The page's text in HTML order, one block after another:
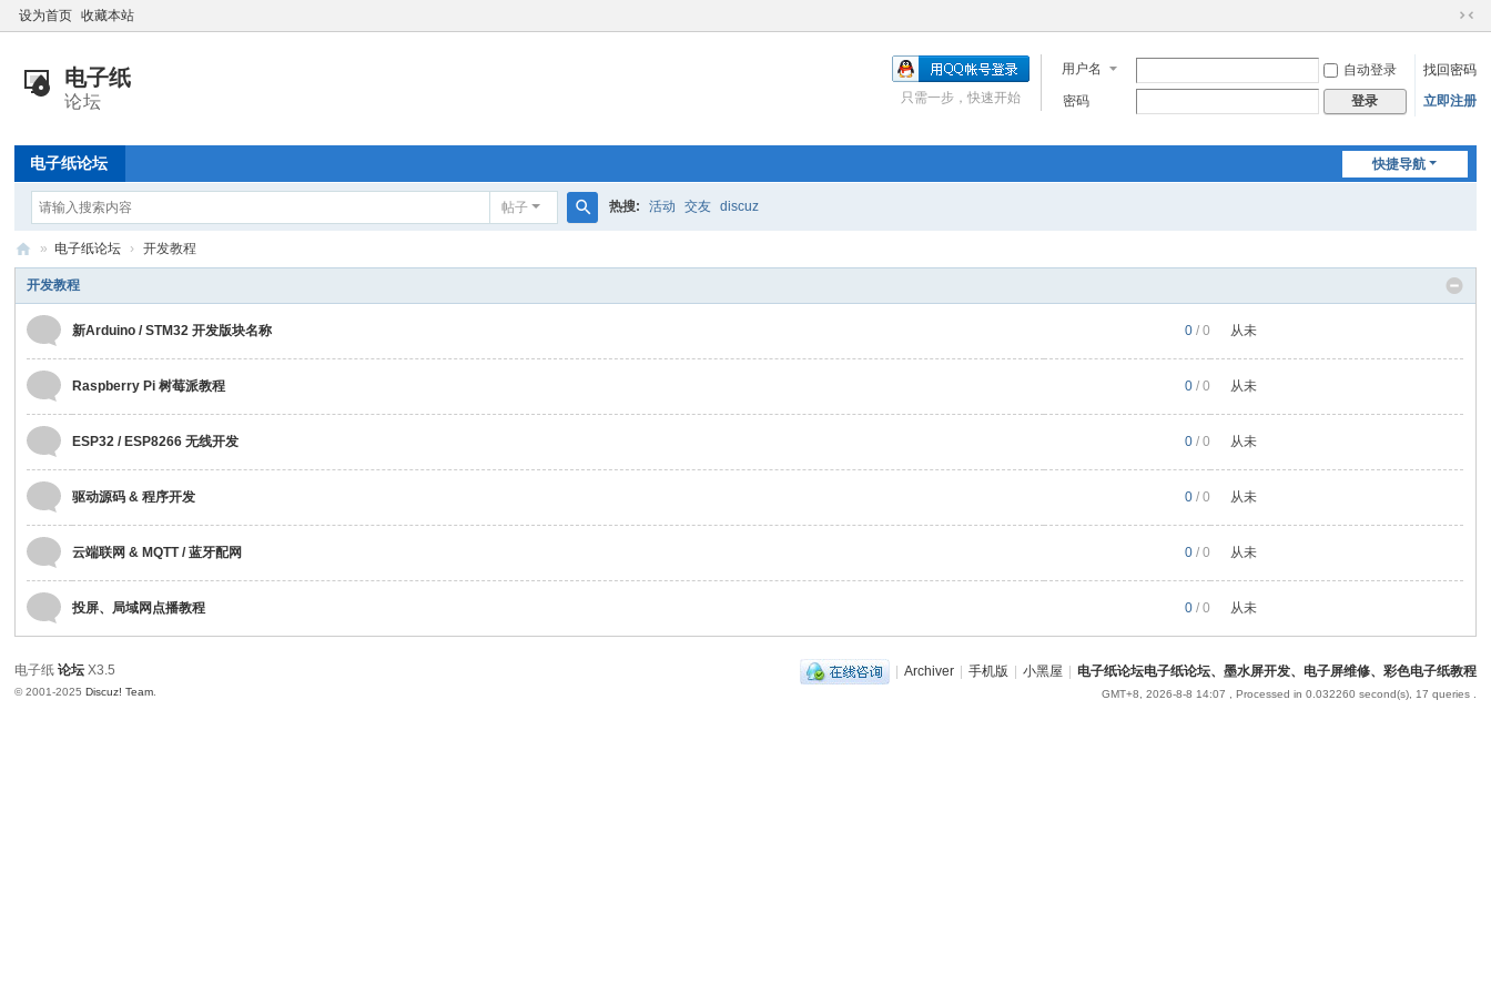
设为首页 收藏本站
切
到
窄
用户名 自动登录
找回密码
密码
登录 立即注册
只需一步，快速开始
快捷导航
电子纸论坛
帖子
索
热搜: 活动 交友 discuz
电
纸
技
交
流
论
坛
子
纸
论
坛
» 电子纸论坛 › 开发教程
开发教程
新Arduino / STM32 开发版块名称 0 / 0 从未
Raspberry Pi 树莓派教程 0 / 0 从未
ESP32 / ESP8266 无线开发 0 / 0 从未
驱动源码 & 程序开发 0 / 0 从未
云端联网 & MQTT / 蓝牙配网 0 / 0 从未
投屏、局域网点播教程 0 / 0 从未
| Archiver | 手机版 | 小黑屋 | 电子纸论坛电子纸论坛、墨水屏开发、电子屏维修、彩色电子纸教程
GMT+8, 2026-8-8 14:07 , Processed in 0.032260 second(s), 17 queries .
电子纸论坛 X3.5
© 2001-2025Discuz! Team